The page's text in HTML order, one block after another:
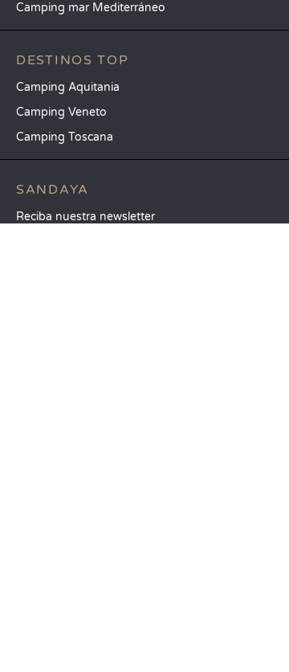
Camping mar Mediterráneo
DESTINOS TOP
Camping Aquitania
Camping Veneto
Camping Toscana
SANDAYA
Reciba nuestra newsletter